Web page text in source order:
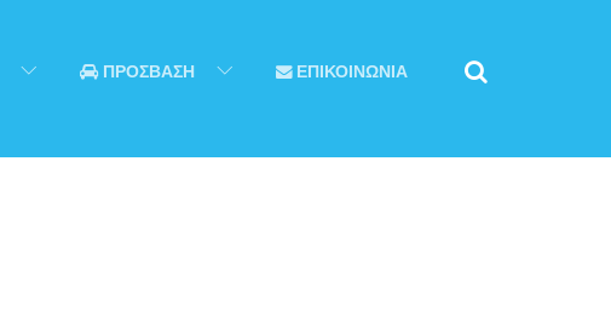
ΠΡΟΣΒΑΣΗ ΕΠΙΚΟΙΝΩΝΙΑ